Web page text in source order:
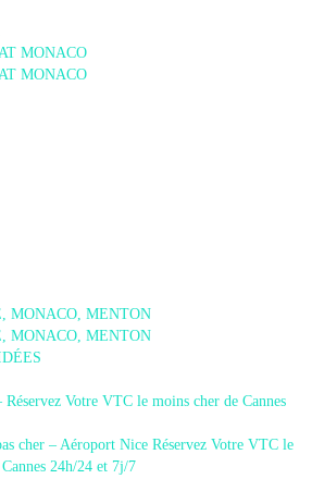
MONACO
MONACO
MONACO, MENTON
MONACO, MENTON
Réservez Votre VTC le moins cher de Cannes
cher – Aéroport Nice Réservez Votre VTC le
24h/24 et 7j/7